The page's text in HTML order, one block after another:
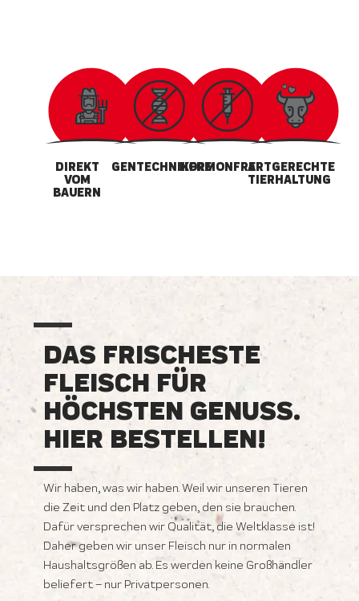
DIREKT
VOM
BAUERN
GENTECHNIKFREIHORMONFREIARTGERECHTE
TIERHALTUNG
DAS FRISCHESTE
FLEISCH FÜR
HÖCHSTEN GENUSS.
HIER BESTELLEN!
Wir haben, was wir haben. Weil wir unseren Tieren
die Zeit und den Platz geben, den sie brauchen.
Dafür versprechen wir Qualität, die Weltklasse ist!
Daher geben wir unser Fleisch nur in normalen
Haushaltsgrößen ab. Es werden keine Großhändler
beliefert – nur Privatpersonen.